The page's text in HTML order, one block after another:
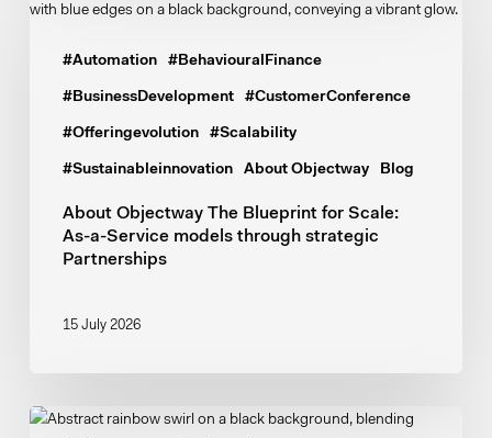
#Automation #BehaviouralFinance
#BusinessDevelopment #CustomerConference
#Offeringevolution #Scalability
#Sustainableinnovation About Objectway Blog
Objectway
Blueprint
Scale:
Service
models
through
Partnerships
About ObjectwayThe Blueprint for Scale:
As-a-Service models through strategic
Partnerships
15 July 2026
About